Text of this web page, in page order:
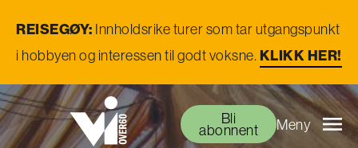
REISEGØY: Innholdsrike turer som tar utgangspunkt
i hobbyen og interessen til godt voksne.KLIKK HER!
Bli
abonnent Meny